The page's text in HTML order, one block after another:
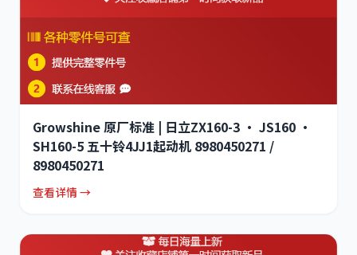
Growshine 原厂标准 | 日立ZX160-3 · JS160 ·
SH160-5 五十铃4JJ1起动机 8980450271 /
8980450271
查看详情 →